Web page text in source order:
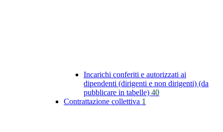
Incarichi conferiti e autorizzati ai
dipendenti (dirigenti e non dirigenti) (da
pubblicare in tabelle) 40
Contrattazione collettiva 1